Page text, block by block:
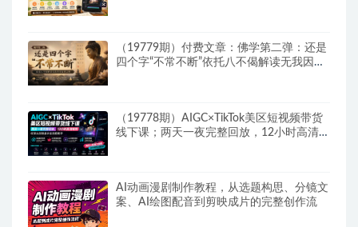
（19779期）付费文章：佛学第二弹：还是
四个字“不常不断”依托八不偈解读无我因果
（19778期）AIGC×TikTok美区短视频带货
线下课；两天一夜完整回放，12小时高清视
AI动画漫剧制作教程，从选题构思、分镜文
案、AI绘图配音到剪映成片的完整创作流